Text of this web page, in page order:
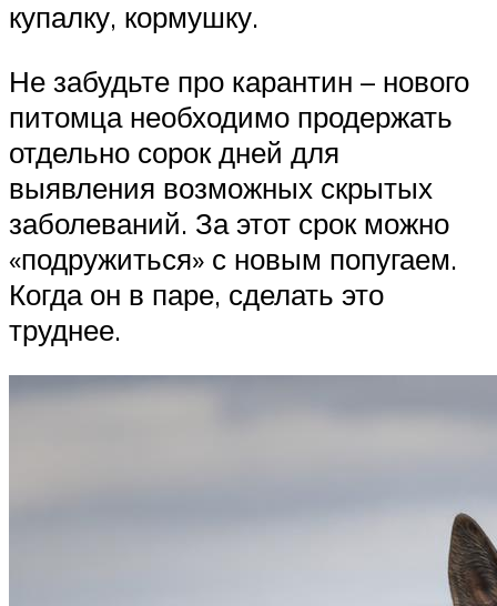
купалку, кормушку.
Не забудьте про карантин – нового
питомца необходимо продержать
отдельно сорок дней для
выявления возможных скрытых
заболеваний. За этот срок можно
«подружиться» с новым попугаем.
Когда он в паре, сделать это
труднее.